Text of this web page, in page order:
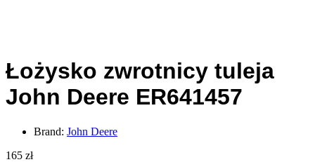
Łożysko zwrotnicy tuleja
John Deere ER641457
Brand: John Deere
165 zł